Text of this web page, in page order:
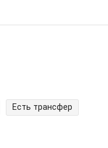
Есть трансфер